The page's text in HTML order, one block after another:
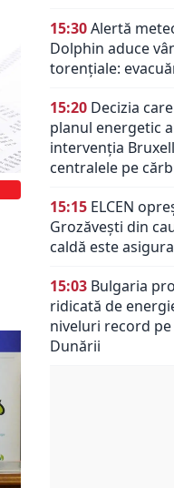
15:30Alertă
Dolphin aduce
torențiale:
15:20 Decizia
planul energetic
intervenția
centralele pe
15:15 ELCEN
Grozăvești din
caldă este
15:03 Bulgaria
ridicată de
niveluri record
Dunării